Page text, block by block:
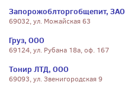
Запорожоблторгобщепит, ЗАО
69032, ул. Можайская 63
Груз, ООО
69124, ул. Рубана 18а, оф. 167
Тонир ЛТД, ООО
69093, ул. Звенигородская 9